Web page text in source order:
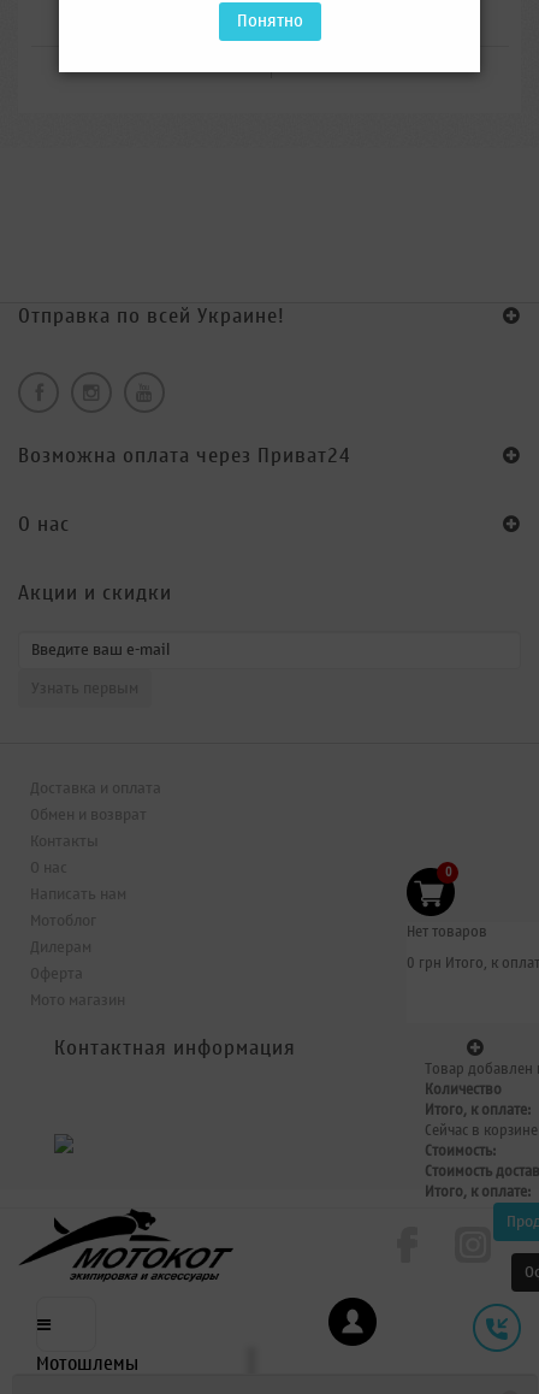
Понятно
Отправка по всей Украине!
Возможна оплата через Приват24
O нас
Акции и скидки
Доставка и оплата
Обмен и возврат
Контакты
О нас
Написать нам
Мотоблог
Дилерам
Оферта
Мото магазин
Контактная информация
0
Нет товаров
0 грн Итого, к
Товар добавлен
Количество
Итого, к оплате:
Сейчас в
Стоимость:
Стоимость
Итого, к оплате:
Мотошлемы